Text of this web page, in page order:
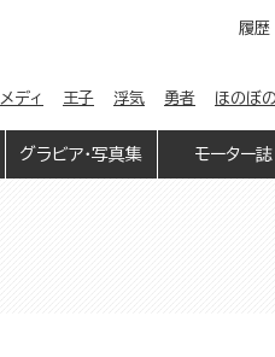
履歴
ディ 王子 浮気 勇者 ほのぼ
グラビア・写真集 モーター誌